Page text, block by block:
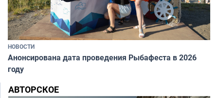
НОВОСТИ
Анонсирована дата проведения Рыбафеста в 2026
году
АВТОРСКОЕ